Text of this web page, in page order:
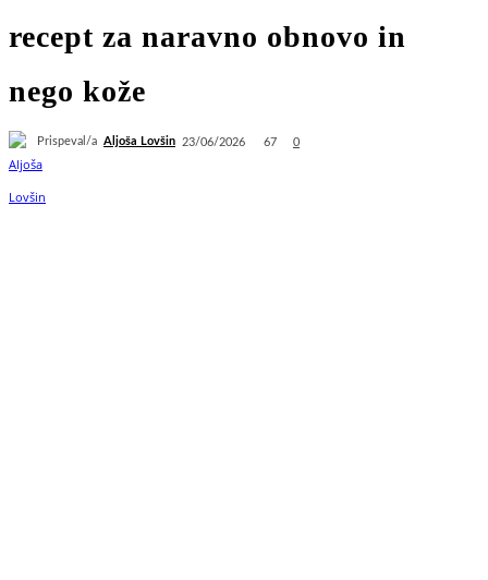
recept za naravno obnovo in
nego kože
Prispeval/a Aljoša Lovšin 23/06/2026 67 0